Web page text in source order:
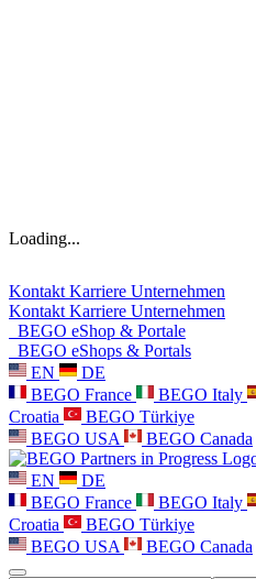
Loading...
Kontakt Karriere Unternehmen
Kontakt Karriere Unternehmen
BEGO eShop & Portale
BEGO eShops & Portals
EN
DE
BEGO France
BEGO Italy
Croatia
BEGO Türkiye
BEGO USA
BEGO Canada
EN
DE
BEGO France
BEGO Italy
Croatia
BEGO Türkiye
BEGO USA
BEGO Canada